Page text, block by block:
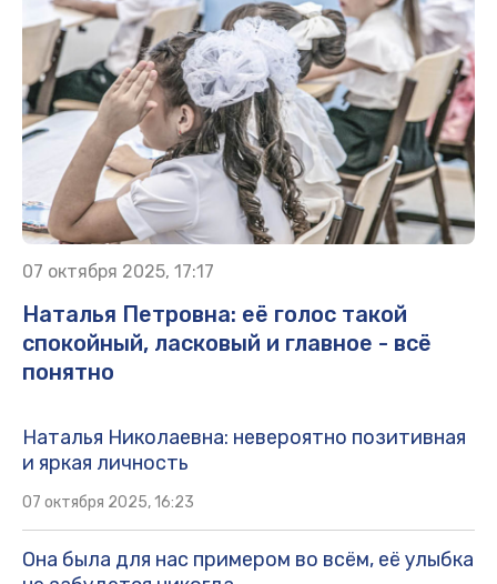
07 октября 2025, 17:17
Наталья Петровна: её голос такой
спокойный, ласковый и главное - всё
понятно
Наталья Николаевна: невероятно позитивная
и яркая личность
07 октября 2025, 16:23
Она была для нас примером во всём, её улыбка